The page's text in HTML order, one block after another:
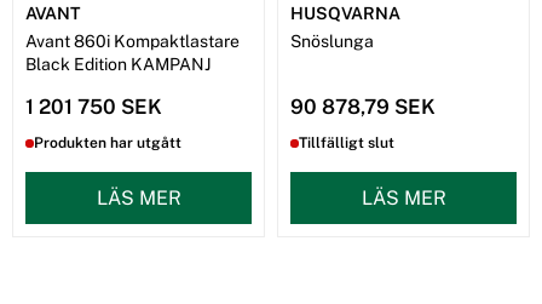
AVANT
Avant 860i Kompaktlastare
Black Edition KAMPANJ
1 201 750 SEK
Produkten har utgått
LÄS MER
HUSQVARNA
Snöslunga
90 878,79 SEK
Tillfälligt slut
LÄS MER